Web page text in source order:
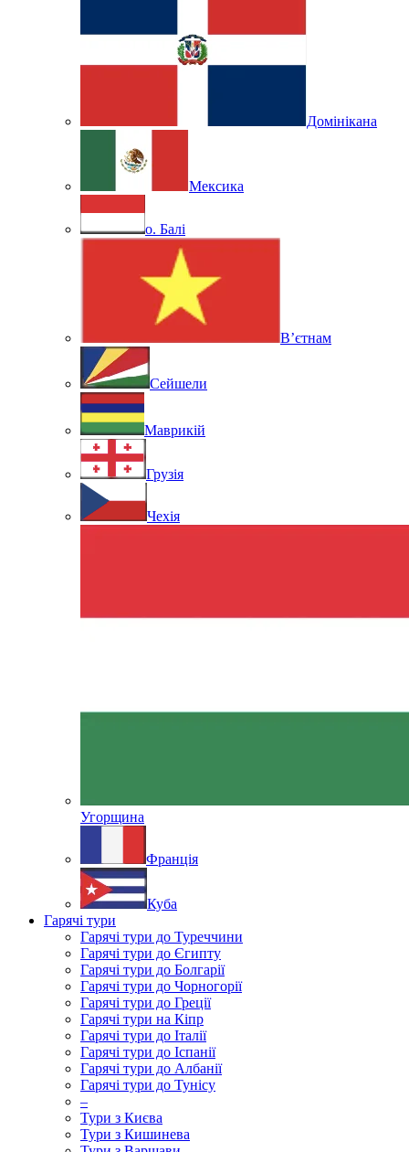
Домінікана
Мексика
о. Балі
В’єтнам
Сейшели
Маврикій
Грузія
Чехія
Угорщина
Франція
Куба
Гарячі тури
Гарячі тури до Туреччини
Гарячі тури до Єгипту
Гарячі тури до Болгарії
Гарячі тури до Чорногорії
Гарячі тури до Греції
Гарячі тури на Кіпр
Гарячі тури до Італії
Гарячі тури до Іспанії
Гарячі тури до Албанії
Гарячі тури до Тунісу
–
Тури з Києва
Тури з Кишинева